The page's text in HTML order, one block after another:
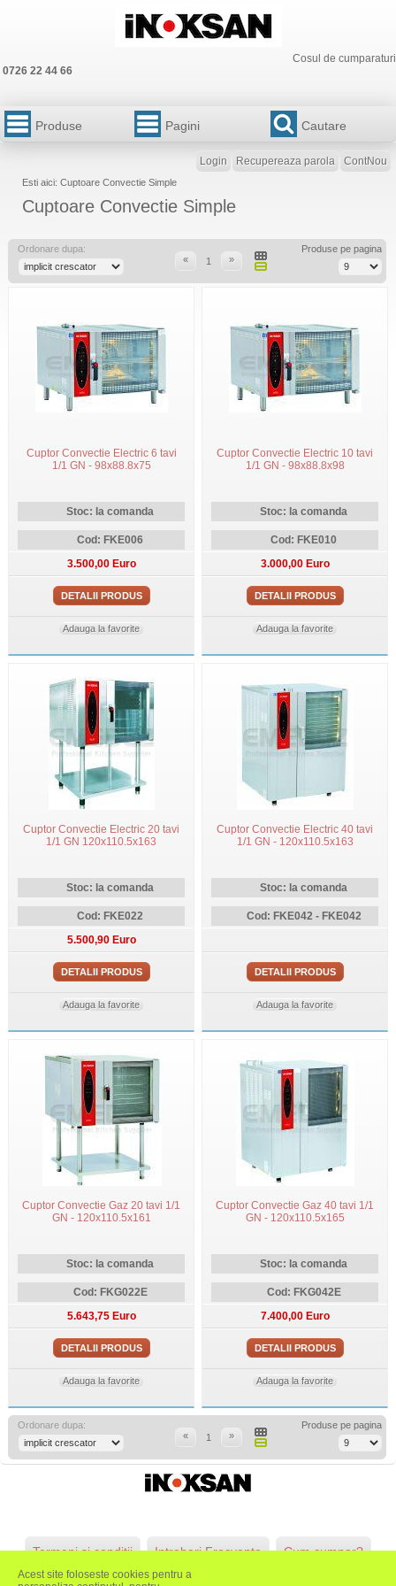
0726 22 44 66
Cosul de cumparaturi
Produse Pagini Cautare
Login Recupereaza parola ContNou
Esti aici: Cuptoare Convectie Simple
Cuptoare Convectie Simple
Ordonare dupa:
«
1 »
Produse pe pagina
Cuptor Convectie Electric 6 tavi
1/1 GN - 98x88.8x75
Stoc: la comanda
Cod: FKE006
3.500,00 Euro
DETALII PRODUS
Adauga la favorite
Cuptor Convectie Electric 10 tavi
1/1 GN - 98x88.8x98
Stoc: la comanda
Cod: FKE010
3.000,00 Euro
DETALII PRODUS
Adauga la favorite
Cuptor Convectie Electric 20 tavi
1/1 GN 120x110.5x163
Stoc: la comanda
Cod: FKE022
5.500,90 Euro
DETALII PRODUS
Adauga la favorite
Cuptor Convectie Electric 40 tavi
1/1 GN - 120x110.5x163
Stoc: la comanda
Cod: FKE042 - FKE042
DETALII PRODUS
Adauga la favorite
Cuptor Convectie Gaz 20 tavi 1/1
GN - 120x110.5x161
Stoc: la comanda
Cod: FKG022E
5.643,75 Euro
DETALII PRODUS
Adauga la favorite
Cuptor Convectie Gaz 40 tavi 1/1
GN - 120x110.5x165
Stoc: la comanda
Cod: FKG042E
7.400,00 Euro
DETALII PRODUS
Adauga la favorite
Ordonare dupa:
«
1 »
Produse pe pagina
Termeni si conditii Intrebari Frecvente Cum cumpar?
ANPC Emedez
Acest site foloseste cookies pentru a